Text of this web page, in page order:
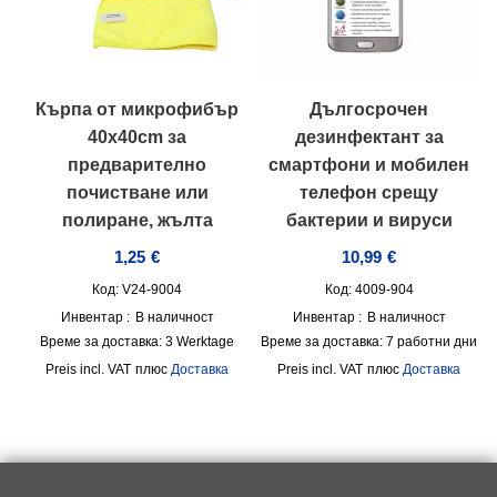
Кърпа от микрофибър
40x40cm за
предварително
почистване или
полиране, жълта
1,25 €
Код: V24-9004
Инвентар : В наличност
Време за доставка: 3 Werktage
incl. VAT плюс Доставка
Дългосрочен
дезинфектант за
смартфони и мобилен
телефон срещу
бактерии и вируси
10,99 €
Код: 4009-904
Инвентар : В наличност
Време за доставка: 7 работни дни
incl. VAT плюс Доставка